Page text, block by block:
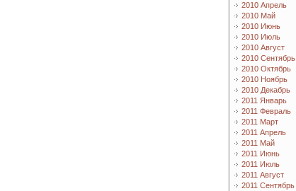
2010 Апрель
2010 Май
2010 Июнь
2010 Июль
2010 Август
2010 Сентябрь
2010 Октябрь
2010 Ноябрь
2010 Декабрь
2011 Январь
2011 Февраль
2011 Март
2011 Апрель
2011 Май
2011 Июнь
2011 Июль
2011 Август
2011 Сентябрь